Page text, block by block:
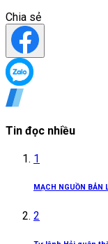
Chia sẻ
Tin đọc nhiều
1
MẠCH NGUỒN BẢN
2